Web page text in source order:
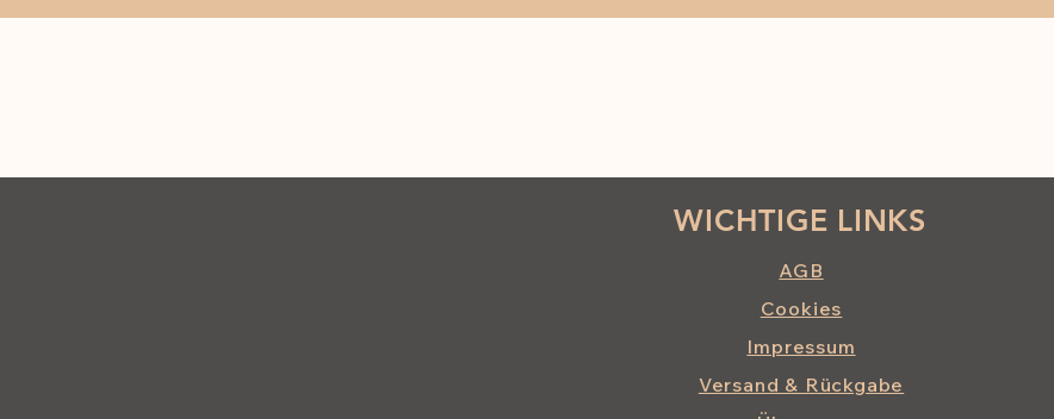
WICHTIGE LINKS
AGB
Cookies
Impressum
Versand & Rückgabe